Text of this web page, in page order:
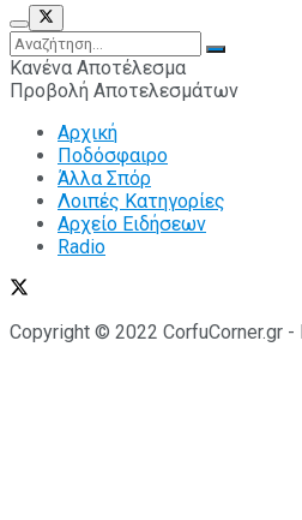
Κανένα Αποτέλεσμα
Προβολή Αποτελεσμάτων
Αρχική
Ποδόσφαιρο
Άλλα Σπόρ
Λοιπές Κατηγορίες
Αρχείο Ειδήσεων
Radio
Copyright © 2022 CorfuCorner.gr